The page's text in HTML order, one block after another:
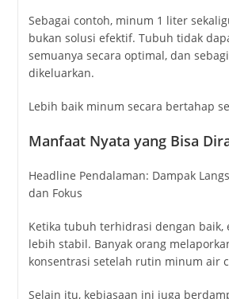
Sebagai contoh, minum 1 liter
bukan solusi efektif. Tubuh tidak
semuanya secara optimal, dan
dikeluarkan.
Lebih baik minum secara bertahap
Manfaat Nyata yang Bisa
Headline Pendalaman: Dampak
dan Fokus
Ketika tubuh terhidrasi dengan baik,
lebih stabil. Banyak orang
konsentrasi setelah rutin minum air
Selain itu, kebiasaan ini juga